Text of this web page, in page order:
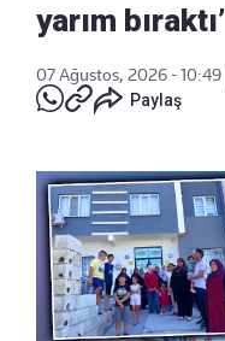
yarım bıraktı’
07 Ağustos, 2026 - 10:49
Paylaş